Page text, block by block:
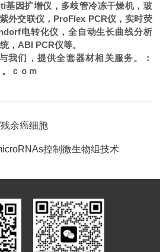
因扩增仪，多歧管冷冻干燥机，玻
外交联仪，ProFlex PCR仪，实时荧
电转化仪，全自动生长曲线分析
，ABI PCR仪等。
们，提供全套器材相关服务。
：
ｃｏｍ
残余癌细胞
控制微生物组技术